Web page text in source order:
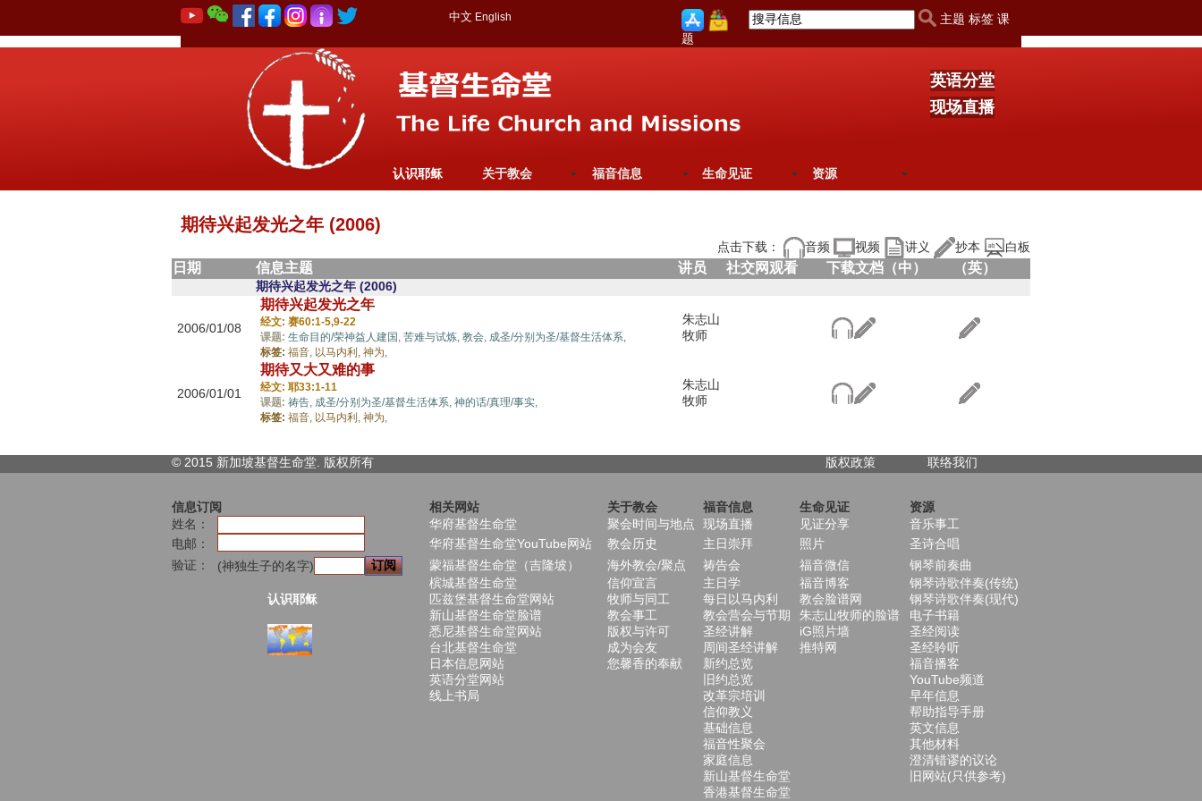
中文 English
主题 标签 课
题
英语分堂
现场直播
认识耶稣 关于教会 福音信息 生命见证 资源
期待兴起发光之年 (2006)
点击下载： 音频 视频 讲义 抄本 白板
日期 信息主题 讲员 社交网观看 下载文档（中） （英）
期待兴起发光之年 (2006)
2006/01/08
期待兴起发光之年
经文: 赛60:1-5,9-22
课题: 生命目的/荣神益人建国, 苦难与试炼, 教会, 成圣/分别为圣/基督生活体系,
标签: 福音, 以马内利, 神为,
朱志山
牧师
2006/01/01
期待又大又难的事
经文: 耶33:1-11
课题: 祷告, 成圣/分别为圣/基督生活体系, 神的话/真理/事实,
标签: 福音, 以马内利, 神为,
朱志山
牧师
© 2015 新加坡基督生命堂. 版权所有 版权政策 联络我们
信息订阅 相关网站 关于教会 福音信息 生命见证
资源
姓名：
华府基督生命堂 聚会时间与地点 现场直播 见证分享
音乐事工
电邮：
华府基督生命堂YouTube网站 教会历史 主日崇拜 照片
圣诗合唱
验证：
(神独生子的名字) 蒙福基督生命堂（吉隆坡） 海外教会/聚点 祷告会 福音微信
钢琴前奏曲
槟城基督生命堂
信仰宣言 主日学 福音博客
钢琴诗歌伴奏(传统)
认识耶稣
匹兹堡基督生命堂网站 牧师与同工 每日以马内利 教会脸谱网
钢琴诗歌伴奏(现代)
新山基督生命堂脸谱
教会事工 教会营会与节期 朱志山牧师的脸谱
电子书籍
悉尼基督生命堂网站
版权与许可 圣经讲解 iG照片墙
圣经阅读
台北基督生命堂
成为会友 周间圣经讲解 推特网
圣经聆听
日本信息网站
您馨香的奉献 新约总览
福音播客
英语分堂网站
旧约总览
YouTube频道
线上书局
改革宗培训
早年信息
信仰教义
帮助指导手册
基础信息
英文信息
福音性聚会
其他材料
家庭信息
澄清错谬的议论
新山基督生命堂
旧网站(只供参考)
香港基督生命堂